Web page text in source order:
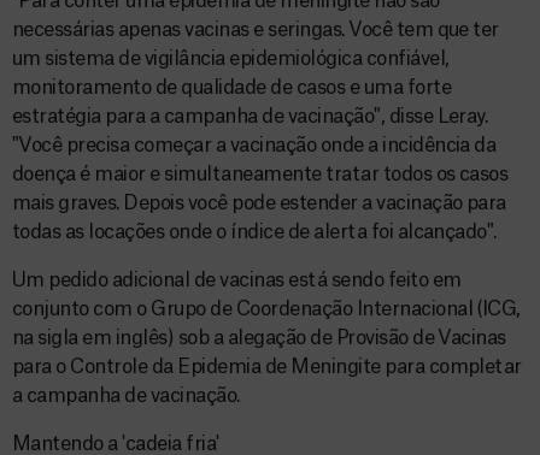
necessárias apenas vacinas e seringas. Você tem que ter
um sistema de vigilância epidemiológica confiável,
monitoramento de qualidade de casos e uma forte
estratégia para a campanha de vacinação", disse Leray.
"Você precisa começar a vacinação onde a incidência da
doença é maior e simultaneamente tratar todos os casos
mais graves. Depois você pode estender a vacinação para
todas as locações onde o índice de alerta foi alcançado".
Um pedido adicional de vacinas está sendo feito em
conjunto com o Grupo de Coordenação Internacional (ICG,
na sigla em inglês) sob a alegação de Provisão de Vacinas
para o Controle da Epidemia de Meningite para completar
a campanha de vacinação.
Mantendo a 'cadeia fria'